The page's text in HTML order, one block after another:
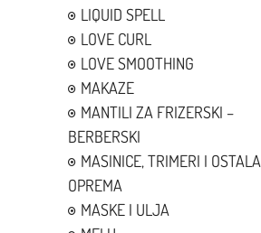
LIQUID SPELL
LOVE CURL
LOVE SMOOTHING
MAKAZE
MANTILI ZA FRIZERSKI –
BERBERSKI
MASINICE, TRIMERI I OSTALA
OPREMA
MASKE I ULJA